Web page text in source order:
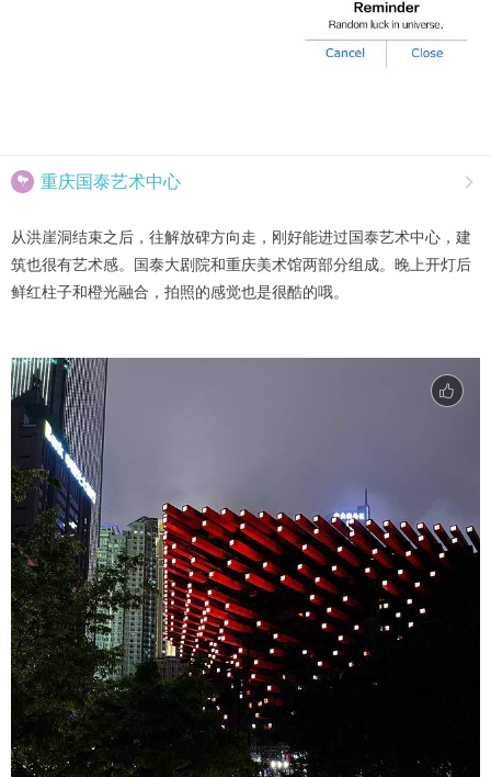
 重庆国泰艺术中心 
从洪崖洞结束之后，往解放碑方向走，刚好能进过国泰艺术中心，建
筑也很有艺术感。国泰大剧院和重庆美术馆两部分组成。晚上开灯后
鲜红柱子和橙光融合，拍照的感觉也是很酷的哦。